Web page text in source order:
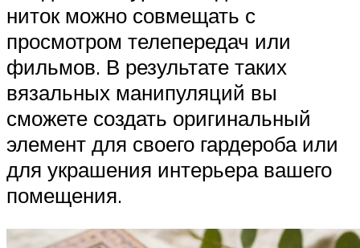
ниток можно совмещать с
просмотром телепередач или
фильмов. В результате таких
вязальных манипуляций вы
сможете создать оригинальный
элемент для своего гардероба или
для украшения интерьера вашего
помещения.